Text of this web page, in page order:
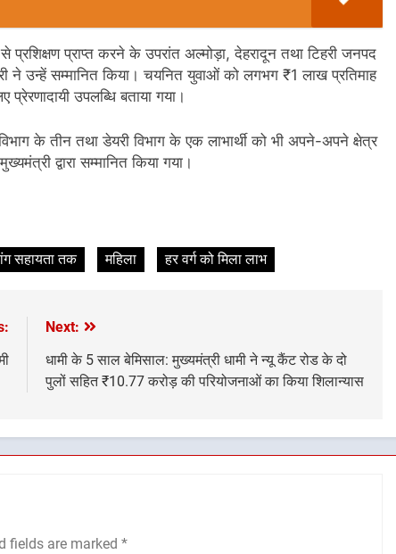
प्राप्त करने के उपरांत अल्मोड़ा, देहरादून तथा टिहरी जनपद
ने उन्हें सम्मानित किया। चयनित युवाओं को लगभग ₹1 लाख प्रतिमाह
उपलब्धि बताया गया।
के तीन तथा डेयरी विभाग के एक लाभार्थी को भी अपने-अपने क्षेत्र
द्वारा सम्मानित किया गया।
सहायता तक महिला हर वर्ग को मिला लाभ
Next:
धामी के 5 साल बेमिसाल: मुख्यमंत्री धामी ने न्यू कैंट रोड के दो
पुलों सहित ₹10.77 करोड़ की परियोजनाओं का किया शिलान्यास
fields are marked *